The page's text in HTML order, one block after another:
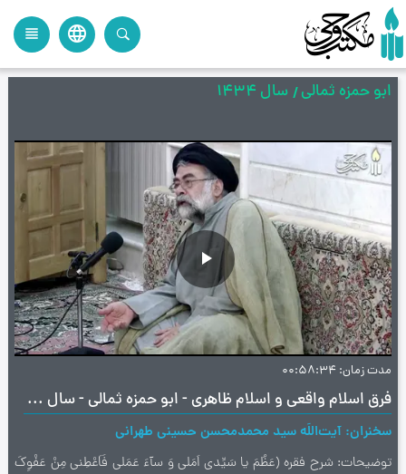
language
view_headline
ابو حمزه ثمالی سال 1434
پخش
ویدیو
مدت زمان 00:58:34
فرق اسلام واقعی و اسلام ظاهری - ابو حمزه ثمالی - سال 1434 - ج9 - آیت‌ الله سید محمد محسن طهرانی
سخنران آیت‌اللَه سید محمدمحسن حسینی طهرانی
توضیحات شرح فقره (عَظُمَ یا سَیِّدى اَمَلى وَ سآءَ عَمَلى فَاَعْطِنى مِنْ عَفْوِکَ